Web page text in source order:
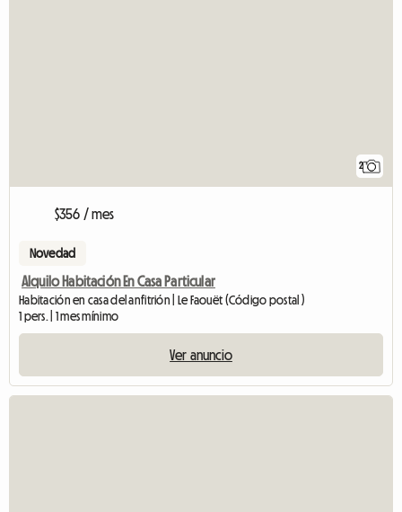
2
$356 / mes
Novedad
Alquilo Habitación En Casa Particular
Habitación en casa del anfitrión | Le Faouët (Código postal )
1 pers. | 1 mes mínimo
Ver anuncio